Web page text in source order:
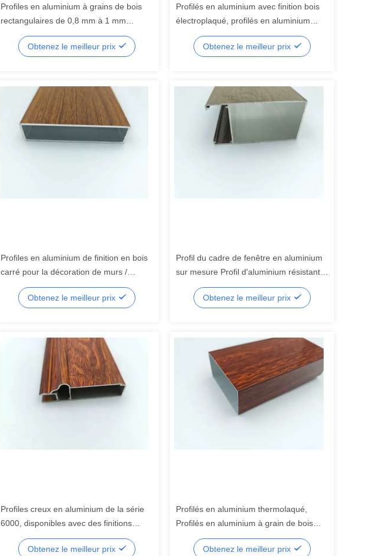
Profiles en aluminium à grains de bois
rectangulaires de 0,8 mm à 1 mm
Profiles en aluminium à tubes carrés
Obtenez le meilleur prix
Profilés en aluminium avec finition bois
électroplaqué, profilés en aluminium
anodisé et thermolaqué
Obtenez le meilleur prix
Profiles en aluminium de finition en bois
carré pour la décoration de murs /
clôtures extérieurs
Obtenez le meilleur prix
Profil du cadre de fenêtre en aluminium
sur mesure Profil d'aluminium résistant à
la chaleur
Obtenez le meilleur prix
Profiles creux en aluminium de la série
6000, disponibles avec des finitions
anodisées à grains de bois, ainsi que
des services de pliage et de coupe.
Obtenez le meilleur prix
Profilés en aluminium thermolaqué,
Profilés en aluminium à grain de bois
rectangulaires
Obtenez le meilleur prix